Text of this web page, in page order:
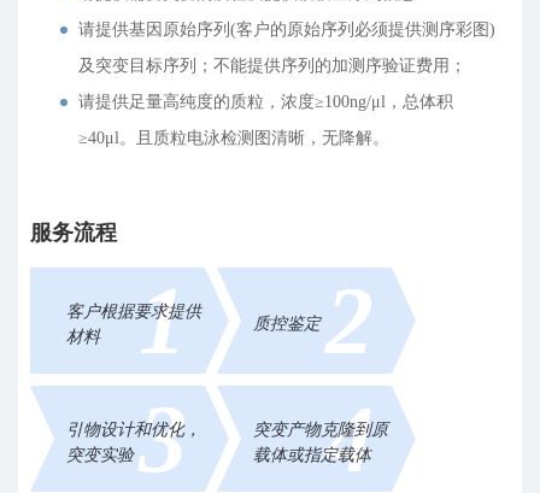
请提供基因原始序列(客户的原始序列必须提供测序彩图)
及突变目标序列；不能提供序列的加测序验证费用；
请提供足量高纯度的质粒，浓度≥100ng/μl，总体积
≥40μl。且质粒电泳检测图清晰，无降解。
服务流程
客户根据要求提供
材料
1 质控鉴定 2
引物设计和优化，
突变实验 3
突变产物克隆到原
载体或指定载体
4